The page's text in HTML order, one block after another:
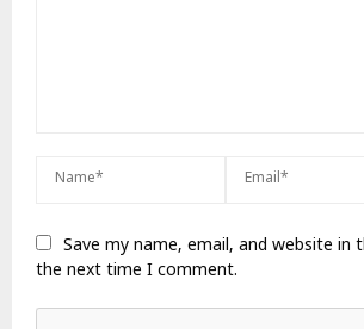
Save my name, email, and website in
the next time I comment.